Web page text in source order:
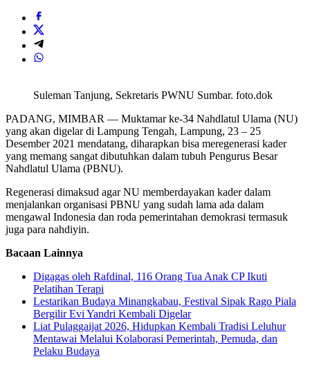
Suleman Tanjung, Sekretaris PWNU Sumbar. foto.dok
PADANG, MIMBAR — Muktamar ke-34 Nahdlatul Ulama (NU)
yang akan digelar di Lampung Tengah, Lampung, 23 – 25
Desember 2021 mendatang, diharapkan bisa meregenerasi kader
yang memang sangat dibutuhkan dalam tubuh Pengurus Besar
Nahdlatul Ulama (PBNU).
Regenerasi dimaksud agar NU memberdayakan kader dalam
menjalankan organisasi PBNU yang sudah lama ada dalam
mengawal Indonesia dan roda pemerintahan demokrasi termasuk
juga para nahdiyin.
Bacaan Lainnya
Digagas oleh Rafdinal, 116 Orang Tua Anak CP Ikuti
Pelatihan Terapi
Lestarikan Budaya Minangkabau, Festival Sipak Rago Piala
Bergilir Evi Yandri Kembali Digelar
Liat Pulaggaijat 2026, Hidupkan Kembali Tradisi Leluhur
Mentawai Melalui Kolaborasi Pemerintah, Pemuda, dan
Pelaku Budaya